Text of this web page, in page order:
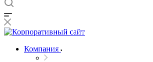
Компания